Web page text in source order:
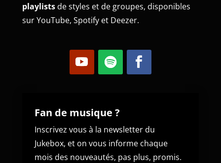
playlistsde styles et de groupes, disponibles
sur YouTube, Spotify et Deezer.
Fan de musique ?
Inscrivez vous à la newsletter du
Jukebox, et on vous informe chaque
mois des nouveautés, pas plus, promis.